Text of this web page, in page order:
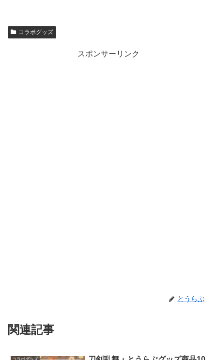
コラボグッズ
スポンサーリンク
とうらぶ
関連記事